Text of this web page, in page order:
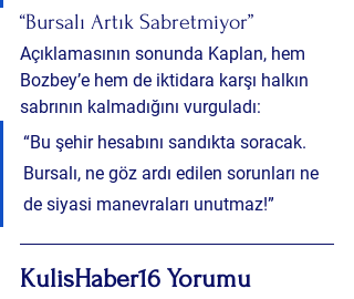
“Bursalı Artık Sabretmiyor”
Açıklamasının sonunda Kaplan, hem
Bozbey’e hem de iktidara karşı halkın
sabrının kalmadığını vurguladı:
“Bu şehir hesabını sandıkta soracak.
Bursalı, ne göz ardı edilen sorunları ne
de siyasi manevraları unutmaz!”
KulisHaber16 Yorumu